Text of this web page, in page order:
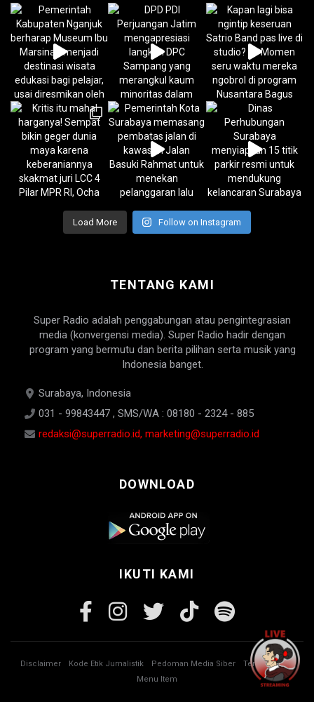
Load More Follow on Instagram
TENTANG KAMI
Super Radio adalah penggabungan atau pengintegrasian
media (konvergensi media). Super Radio hadir dengan
program yang bermutu dan berita pilihan serta musik yang
Indonesia banget.
Surabaya, Indonesia
031 - 99843447 , SMS/WA : 08180 - 2324 - 885
redaksi@superradio.id, marketing@superradio.id
DOWNLOAD
IKUTI KAMI
Disclaimer Kode Etik Jurnalistik Pedoman Media Siber
Tentang Kami
Menu Item